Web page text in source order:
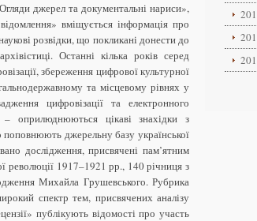
джерел та документальні нариси»,
вміщується інформація про
розвідки, що покликані донести до
Останні кілька років серед
збереження цифрової культурної
та місцевому рівнях у
цифровізації та електронного
– оприлюднюються цікаві знахідки з
поповнюють джерельну базу української
дослідження, присвячені пам’ятним
революції 1917–1921 рр., 140 річниця з
Михайла Грушевського. Рубрика
спектр тем, присвячених аналізу
публікують відомості про участь